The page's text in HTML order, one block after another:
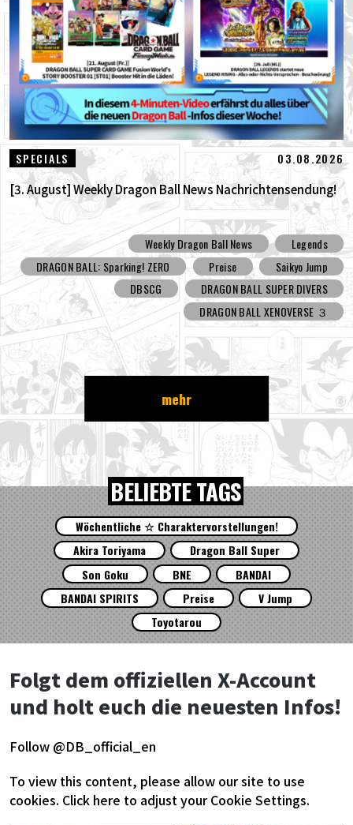
SPECIALS 03.08.2026
[3. August] Weekly Dragon Ball News Nachrichtensendung!
Weekly Dragon Ball News
Legends
DRAGON BALL: Sparking! ZERO
Preise
Saikyo Jump
DBSCG
DRAGON BALL SUPER DIVERS
DRAGON BALL XENOVERSE ３
mehr
BELIEBTE TAGS
Wöchentliche ☆ Charaktervorstellungen!
Akira Toriyama
Dragon Ball Super
Son Goku
BNE
BANDAI
BANDAI SPIRITS
Preise
V Jump
Toyotarou
Folgt dem offiziellen X-Account
und holt euch die neuesten Infos!
Follow @DB_official_en
To view this content, please allow our site to use
cookies. Click here to adjust your Cookie Settings.